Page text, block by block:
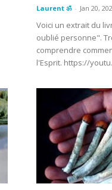
Laurent ॐ - Jan 20,
Voici un extrait du
oublié personne".
comprendre
l'Esprit. https://